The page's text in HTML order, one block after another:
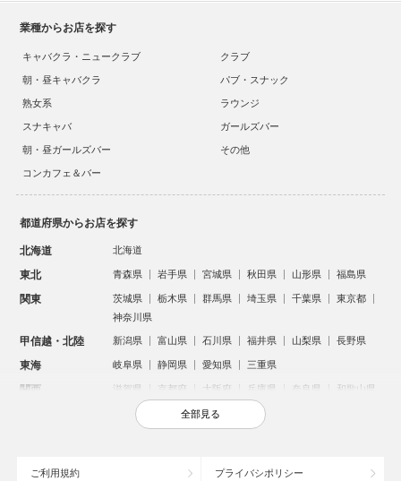
業種からお店を探す
キャバクラ・ニュークラブ
クラブ
朝・昼キャバクラ
パブ・スナック
熟女系
ラウンジ
スナキャバ
ガールズバー
朝・昼ガールズバー
その他
コンカフェ＆バー
都道府県からお店を探す
北海道 北海道
東北 青森県 岩手県 宮城県 秋田県 山形県 福島県
関東 茨城県 栃木県 群馬県 埼玉県 千葉県
東京都
神奈川県
甲信越・北陸 新潟県 富山県 石川県 福井県 山梨県 長野県
東海 岐阜県 静岡県 愛知県 三重県
関西 滋賀県 京都府 大阪府 兵庫県 奈良県 和歌山県
鳥取県 島根県 岡山県 広島県
全部見る
ご利用規約 プライバシポリシー